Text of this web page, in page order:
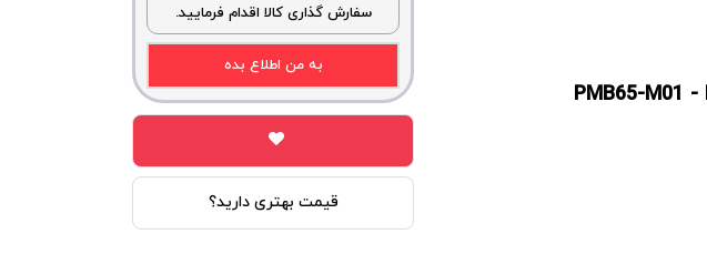
سفارش گذاری کالا اقدام فرمایید.
به من اطلاع بده
قیمت بهتری دارید؟